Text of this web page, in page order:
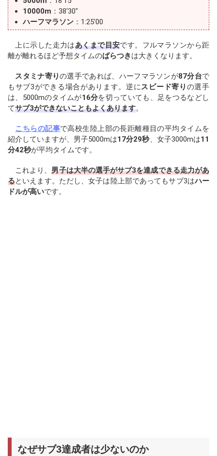
10000m ：38'30"
ハーフマラソン ：1:25'00
上に示した走力はあくまで目安です。フルマラソンから距
離が離れるほど予想タイムのばらつきは大きくなります。
スタミナ寄りの選手であれば、ハーフマラソンが87分台で
もサブ3ができる場合があります。逆にスピード寄り の選手
は、5000mのタイムが16分を切っていても、足をつるなどし
てサブ3ができないこともよくあります。
こちらの記事で高校生陸上部の長距離種目の平均タイムを
紹介していますが、男子5000mは17分29秒、女子3000mは11
分42秒が平均タイムです。
これより、男子は大半の選手がサブ3を達成できる走力があ
るといえます。ただし、女子は陸上部であってもサブ3はハー
ドルが高いです。
なぜサブ3達成者は少ないのか